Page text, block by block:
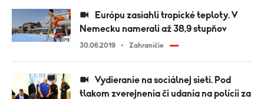
Nemecku namerali až 38,9 stupňov
30.06.2019 Zahraničie
Vydieranie na sociálnej sieti. Pod
tlakom zverejnenia či udania na polícii za